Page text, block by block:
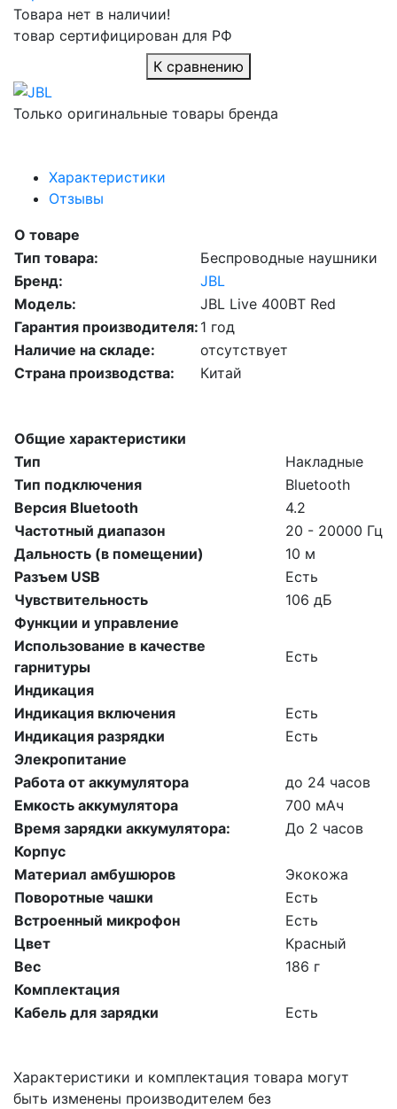
Товара нет в наличии!
товар сертифицирован для РФ
К сравнению
Только оригинальные товары бренда
Характеристики
Отзывы
Общие характеристики
Тип
Накладные
Тип подключения
Bluetooth
Версия Bluetooth
4.2
Частотный диапазон
20 - 20000 Гц
Дальность (в помещении)
10 м
Разъем USB
Есть
Чувствительность
106 дБ
Функции и управление
Использование в качестве
гарнитуры
Есть
Индикация
Индикация включения
Есть
Индикация разрядки
Есть
Элекропитание
Работа от аккумулятора
до 24 часов
Емкость аккумулятора
700 мАч
Время зарядки аккумулятора:
До 2 часов
Корпус
Материал амбушюров
Экокожа
Поворотные чашки
Есть
Встроенный микрофон
Есть
Цвет
Красный
Вес
186 г
Комплектация
Кабель для зарядки
Есть
О товаре
Тип товара:
Беспроводные наушники
Бренд:
JBL
Модель:
JBL Live 400BT Red
Гарантия производителя: 1 год
Наличие на складе:
отсутствует
Страна производства:
Китай
Характеристики и комплектация товара могут
быть изменены производителем без